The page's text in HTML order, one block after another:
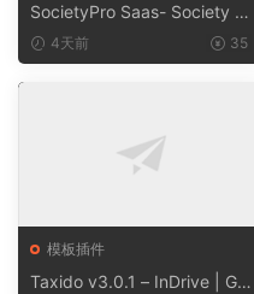
SocietyPro Saas- Society M
anagement Software v1.0.7
3
4天前 35
模板插件
Taxido v3.0.1 – InDrive | Gr